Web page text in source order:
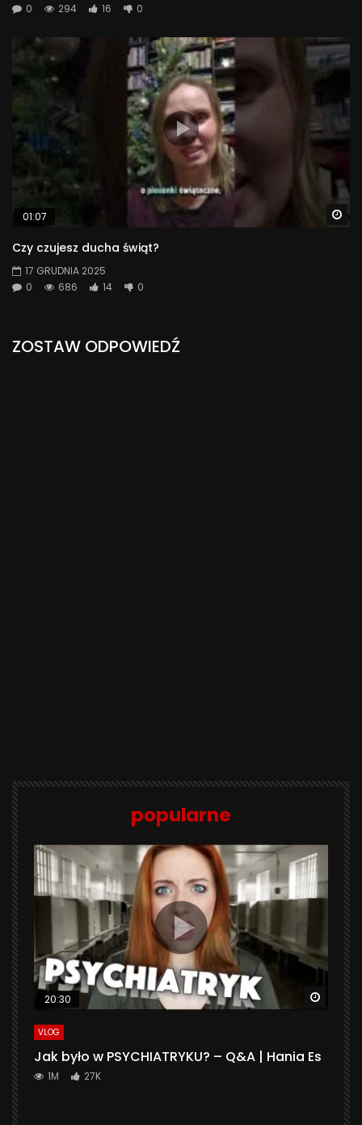
0 294 16 0
01:07
Czy czujesz ducha świąt?
17 GRUDNIA 2025
0
686 14 0
ZOSTAW ODPOWIEDŹ
popularne
20:30
VLOG
Jak było w PSYCHIATRYKU? – Q&A | Hania Es
1M 27K